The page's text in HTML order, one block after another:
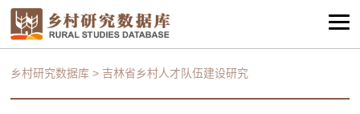
乡村研究数据库 > 吉林省乡村人才队伍建设研究